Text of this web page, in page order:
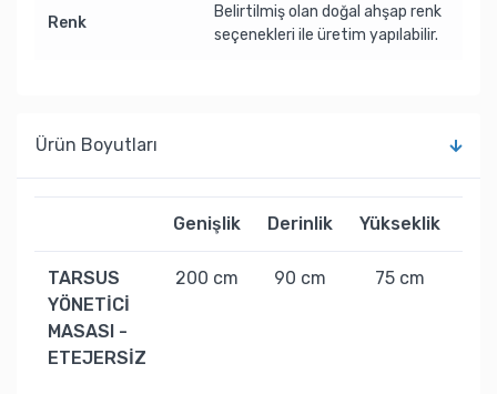
Renk
Belirtilmiş olan doğal ahşap renk
seçenekleri ile üretim yapılabilir.
Ürün Boyutları
Genişlik Derinlik Yükseklik
TARSUS
YÖNETİCİ
MASASI -
ETEJERSİZ
200 cm 90 cm 75 cm